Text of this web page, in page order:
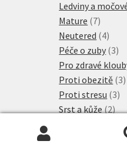
produkty
Ledviny a
Mature 77
Neutered 44
Péče o zuby 33
Pro zdravé
Proti obezitě 33
Proti stresu 33
Srst a kůže 22
Visán Optimanova 6